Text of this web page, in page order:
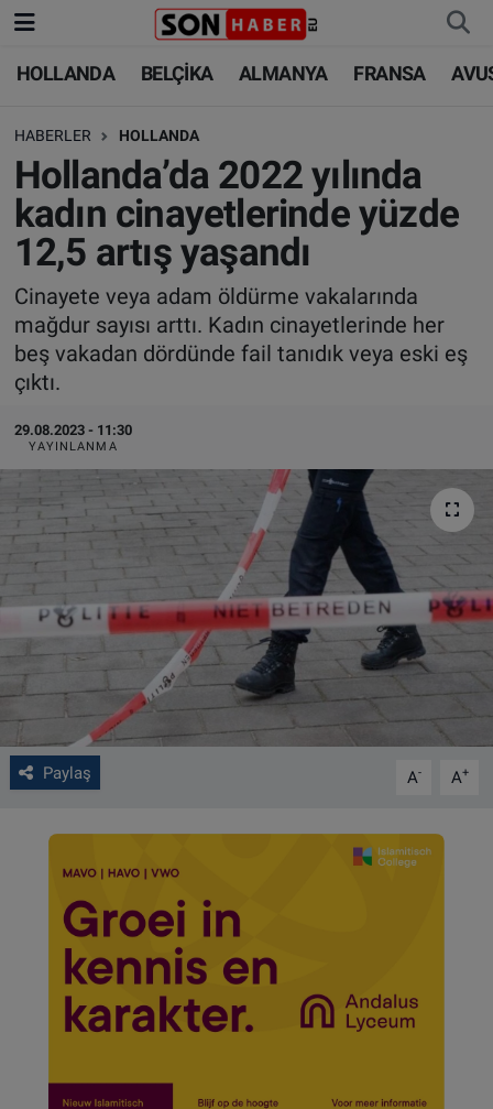
HOLLANDA BELÇİKA ALMANYA FRANSA
HABERLER HOLLANDA
Hollanda’da 2022 yılında
kadın cinayetlerinde yüzde
12,5 artış yaşandı
Cinayete veya adam öldürme vakalarında
mağdur sayısı arttı. Kadın cinayetlerinde her
beş vakadan dördünde fail tanıdık veya eski eş
çıktı.
29.08.2023 - 11:30
YAYINLANMA
Paylaş A- A+
HOLLANDA
BELÇİKA
ALMANYA
FRANSA
AVUSTURYA
SAĞLIK - YAŞAM
BİLİM-TEKNOLOJİ
HOLLANDA
BELÇİKA
ALMANYA
TÜRKİYE
DÜNYA
BİLİM-TEKNOLOJİ
SAĞLIK
FOTO GALERİ
VIDEO GALERİ
ALGEMENE VOORWAARDEN
CONTACT
Çerez Politikası
Nöbetçi Eczaneler
Hava Durumu
Trafik Durumu
Süper Lig Puan Durumu ve Fikstür
Tüm Manşetler
Son Dakika Haberleri
Haber Arşivi